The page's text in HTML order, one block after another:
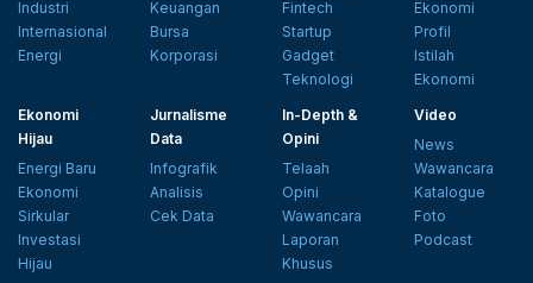
Industri
Internasional
Energi
Keuangan
Bursa
Korporasi
Fintech
Startup
Gadget
Teknologi
Ekonomi
Profil
Istilah
Ekonomi
Ekonomi
Hijau
Energi Baru
Ekonomi
Sirkular
Investasi
Hijau
Jurnalisme
Data
Infografik
Analisis
Cek Data
In-Depth &
Opini
Telaah
Opini
Wawancara
Laporan
Khusus
Video
News
Wawancara
Katalogue
Foto
Podcast